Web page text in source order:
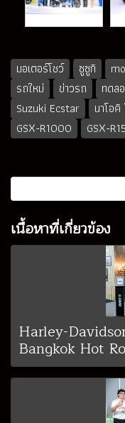
มอเตอร์โชว์ ซูซูกิ
รถใหม่
ข่าวรถ ทดล
Suzuki Ecstar
นาโอ
GSX-R1000
GSX-
เนื้อหาที่เกี่ยวข้อง
Harley-
Bangkok Hot